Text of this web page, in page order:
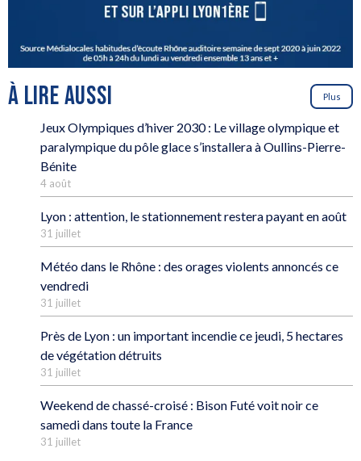
À LIRE AUSSI Plus
Jeux Olympiques d’hiver 2030 : Le village olympique et
paralympique du pôle glace s’installera à Oullins-Pierre-
Bénite
4 août
Lyon : attention, le stationnement restera payant en août
31 juillet
Météo dans le Rhône : des orages violents annoncés ce
vendredi
31 juillet
Près de Lyon : un important incendie ce jeudi, 5 hectares
de végétation détruits
31 juillet
Weekend de chassé-croisé : Bison Futé voit noir ce
samedi dans toute la France
31 juillet